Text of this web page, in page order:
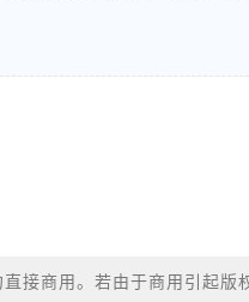
接商用。若由于商用引起版